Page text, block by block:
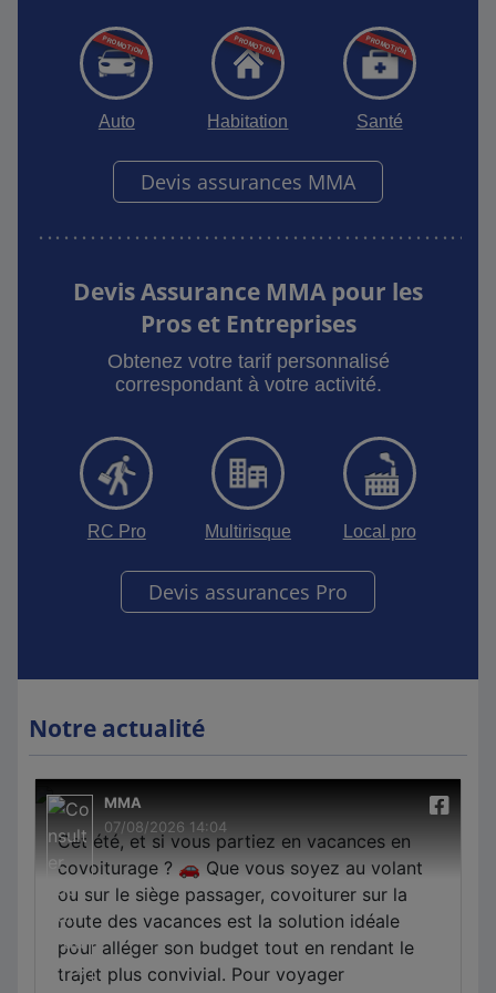
Auto Habitation Santé
Devis assurances MMA
Devis Assurance MMA pour les
Pros et Entreprises
Obtenez votre tarif personnalisé
correspondant à votre activité.
RC Pro Multirisque Local pro
Devis assurances Pro
Notre actualité